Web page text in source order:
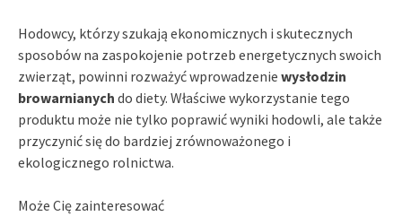
Hodowcy, którzy szukają ekonomicznych i skutecznych
sposobów na zaspokojenie potrzeb energetycznych swoich
zwierząt, powinni rozważyć wprowadzenie wysłodzin
browarnianych do diety. Właściwe wykorzystanie tego
produktu może nie tylko poprawić wyniki hodowli, ale także
przyczynić się do bardziej zrównoważonego i
ekologicznego rolnictwa.
Może Cię zainteresować